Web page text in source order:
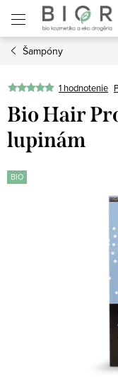
obsah
Šampóny
1 hodnotenie
Bio Hair
lupinám
BIO